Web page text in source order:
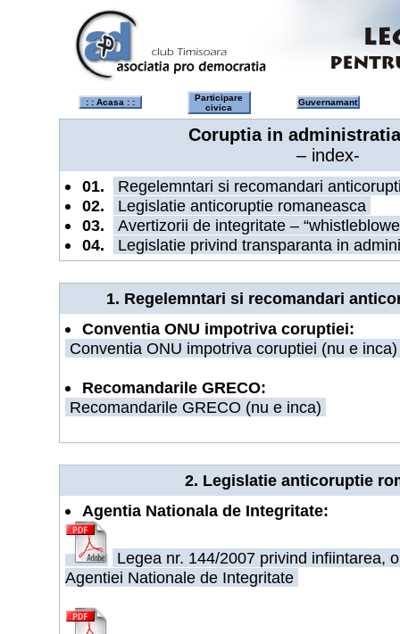
: : Acasa : :
Participare
civica
Guvernamant
Coruptia in
– index-
01.
Regelemntari si recomandari
02.
Legislatie anticoruptie romaneasca
03.
Avertizorii de integritate –
04.
Legislatie privind transparanta in
1. Regelemntari si recomandari
Conventia ONU impotriva coruptiei:
Conventia ONU impotriva coruptiei (nu e
Recomandarile GRECO:
Recomandarile GRECO (nu e inca)
2. Legislatie anticoruptie
Agentia Nationala de Integritate:
Legea nr. 144/2007 privind infiintarea,
Agentiei Nationale de Integritate